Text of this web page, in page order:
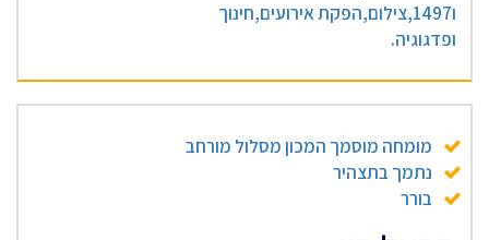
ו1497,צילום,הפקת אירועים,חינוך
ופדגוגיה.
מומחה מוסמך המכון מסלול מורחב
נתמך בתצהיר
בורר